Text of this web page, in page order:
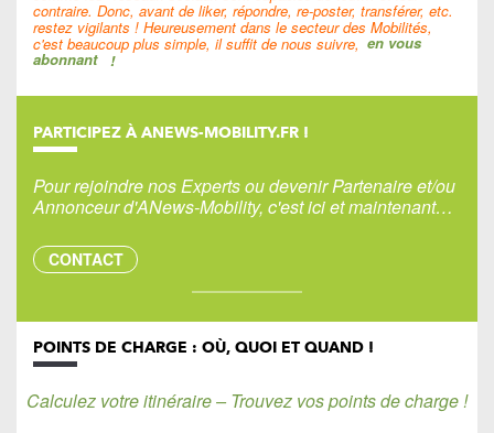
contraire. Donc, avant de liker, répondre, re-poster, transférer, etc.
restez vigilants ! Heureusement dans le secteur des Mobilités,
c'est beaucoup plus simple, il suffit de nous suivre, en vous
abonnant !
PARTICIPEZ À ANEWS-MOBILITY.FR !
Pour rejoindre nos Experts ou devenir Partenaire et/ou
Annonceur d'ANews-Mobility, c'est ici et maintenant…
CONTACT
POINTS DE CHARGE : OÙ, QUOI ET QUAND !
Calculez votre itinéraire – Trouvez vos points de charge !